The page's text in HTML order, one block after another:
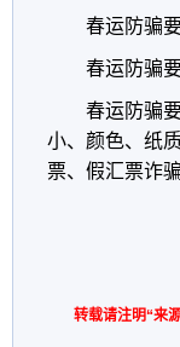
春运防骗
春运防骗
春运防骗
小、颜色、纸
票、假汇票诈
转载请注明“来